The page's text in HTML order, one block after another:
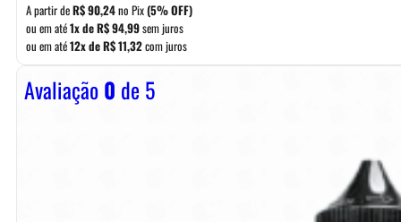
A partir deR$90,24no Pix(5% OFF)
ou em até1x deR$94,99sem juros
ou em até12x deR$11,32com juros
Avaliação0 de 5